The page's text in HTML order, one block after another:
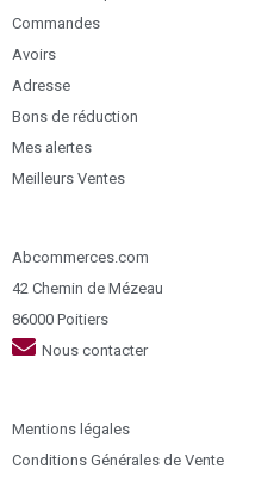
Commandes
Avoirs
Adresse
Bons de réduction
Mes alertes
Meilleurs Ventes
Abcommerces.com
42 Chemin de Mézeau
86000 Poitiers
Nous contacter
Mentions légales
Conditions Générales de Vente